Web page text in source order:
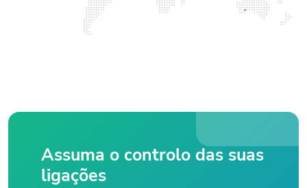
Assuma o controlo das suas
ligações